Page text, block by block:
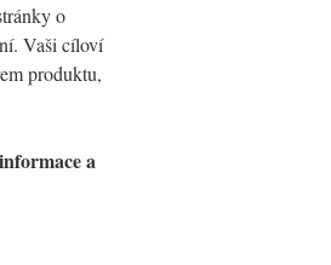
o
Vaši cíloví
produktu,
a